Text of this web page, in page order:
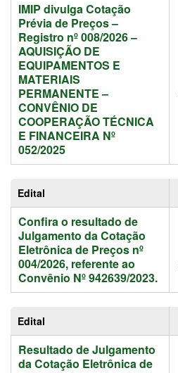
IMIP divulga Cotação
Prévia de Preços –
Registro nº 008/2026 –
AQUISIÇÃO DE
EQUIPAMENTOS E
MATERIAIS
PERMANENTE –
CONVÊNIO DE
COOPERAÇÃO TÉCNICA
E FINANCEIRA Nº
052/2025
Edital
Confira o resultado de
Julgamento da Cotação
Eletrônica de Preços nº
004/2026, referente ao
Convênio Nº 942639/2023.
Edital
Resultado de Julgamento
da Cotação Eletrônica de